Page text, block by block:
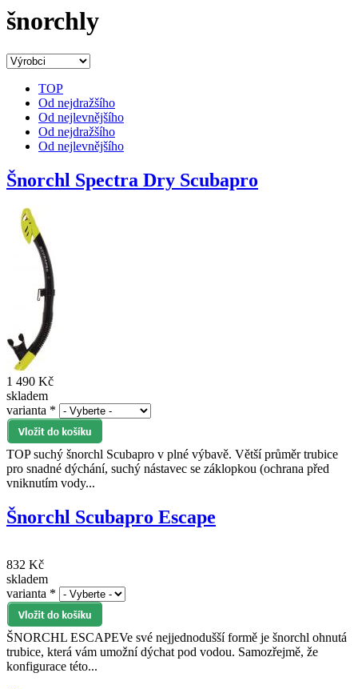
šnorchly
TOP
Od nejdražšího
Od nejlevnějšího
Od nejdražšího
Od nejlevnějšího
Šnorchl Spectra Dry Scubapro
1 490 Kč
skladem
varianta *
TOP suchý šnorchl Scubapro v plné výbavě. Větší průměr trubice
pro snadné dýchání, suchý nástavec se záklopkou (ochrana před
vniknutím vody...
Šnorchl Scubapro Escape
832 Kč
skladem
varianta *
ŠNORCHL ESCAPEVe své nejjednodušší formě je šnorchl ohnutá
trubice, která vám umožní dýchat pod vodou. Samozřejmě, že
konfigurace této...